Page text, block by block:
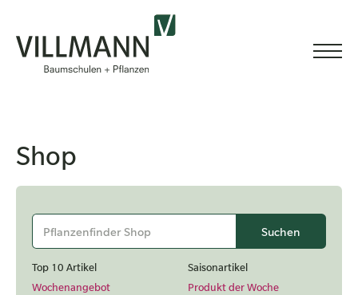
Shop
Top 10 Artikel
Saisonartikel
Wochenangebot
Produkt der Woche